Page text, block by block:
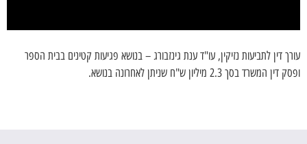
עורך דין לתביעות נזיקין, עו"ד ענת גינזבורג – בנושא פגיעות קטינים בבית הספר
ופסק דין המשרד בסך 2.3 מיליון ש"ח שניתן לאחרונה בנושא.